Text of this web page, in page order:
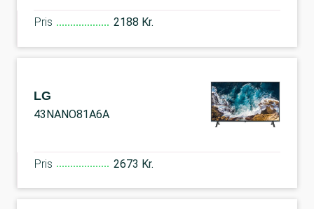
Pris 2188 Kr.
LG
43NANO81A6A
Pris 2673 Kr.